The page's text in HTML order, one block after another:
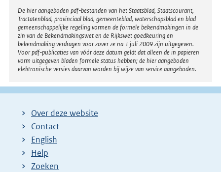
Disclaimer
De hier aangeboden pdf-bestanden van het Staatsblad, Staatscourant,
Tractatenblad, provinciaal blad, gemeenteblad, waterschapsblad en blad
gemeenschappelijke regeling vormen de formele bekendmakingen in de
zin van de Bekendmakingswet en de Rijkswet goedkeuring en
bekendmaking verdragen voor zover ze na 1 juli 2009 zijn uitgegeven.
Voor pdf-publicaties van vóór deze datum geldt dat alleen de in papieren
vorm uitgegeven bladen formele status hebben; de hier aangeboden
elektronische versies daarvan worden bij wijze van service aangeboden.
Over deze website
Contact
English
Help
Zoeken